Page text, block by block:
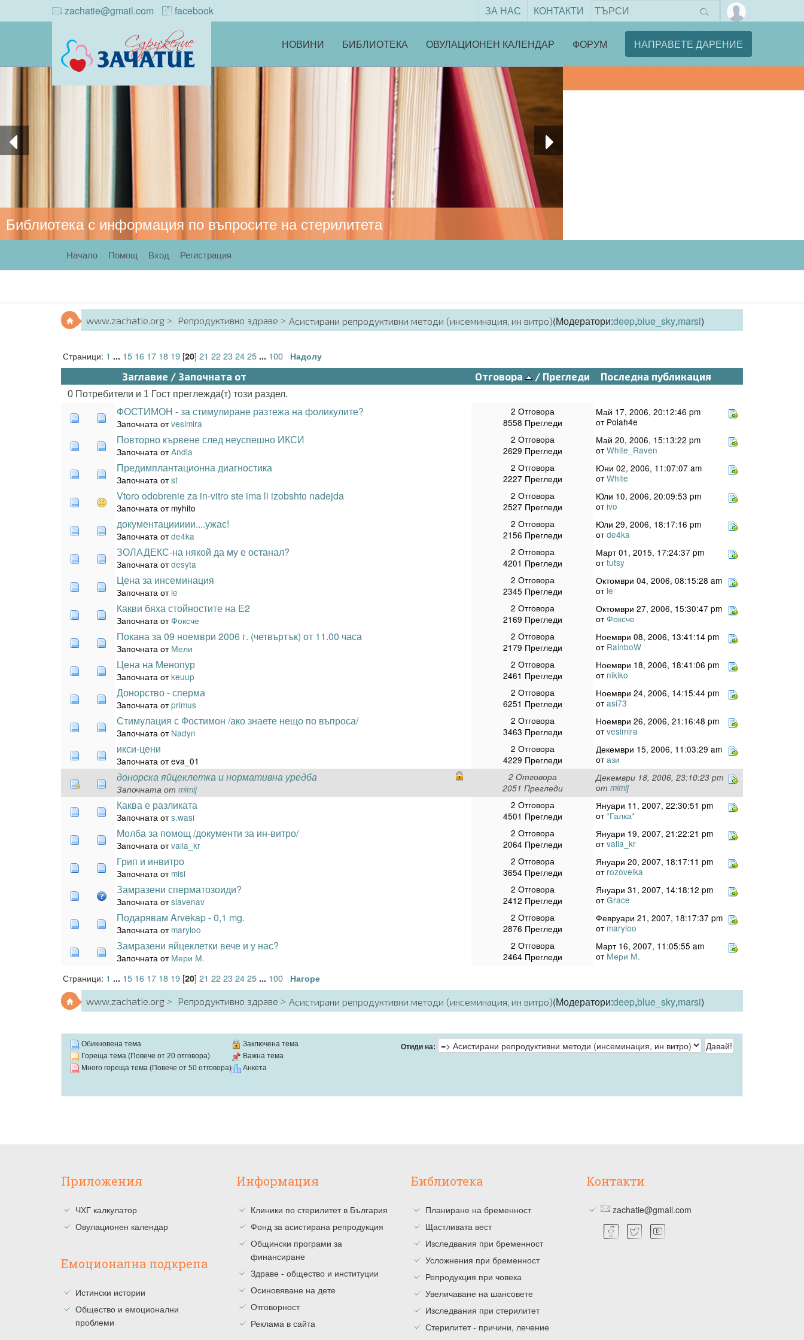
zachatie@gmail.com facebook ЗА НАС КОНТАКТИ
НОВИНИ БИБЛИОТЕКА ОВУЛАЦИОНЕН КАЛЕНДАР ФОРУМ НАПРАВЕТЕ ДАРЕНИЕ
Библиотека с информация по въпросите на стерилитета
Начало Помощ Вход Регистрация
www.zachatie.org Репродуктивно здраве Асистирани репродуктивни методи (инсеминация, ин витро)(Модератори:deep,blue_sky,marsi)
Страници: 1 ... 15 16 17 18 19[20] 21 22232425 ... 100
Надолу
Заглавие / Започната от Отговора / Прегледи Последна публикация
0 Потребители и 1 Гост преглежда(т) този раздел.
ФОСТИМОН - за стимулиране разтежа на фоликулите?
Започната отvesimira
2 Отговора
8558 Прегледи
Май 17, 2006, 20:12:46 pm
от Polah4e
Повторно кървене след неуспешно ИКСИ
Започната отAndia
2 Отговора
2629 Прегледи
Май 20, 2006, 15:13:22 pm
отWhite_Raven
Предимплантационна диагностика
Започната отst
2 Отговора
2227 Прегледи
Юни 02, 2006, 11:07:07 am
отWhite
Vtoro odobrenie za in-vitro ste ima li izobshto nadejda
Започната от myhito
2 Отговора
2527 Прегледи
Юли 10, 2006, 20:09:53 pm
отivo
документациииии....ужас!
Започната отde4ka
2 Отговора
2156 Прегледи
Юли 29, 2006, 18:17:16 pm
отde4ka
ЗОЛАДЕКС-на някой да му е останал?
Започната отdesyta
2 Отговора
4201 Прегледи
Март 01, 2015, 17:24:37 pm
отtutsy
Цена за инсеминация
Започната от le
2 Отговора
2345 Прегледи
Октомври 04, 2006, 08:15:28 am
от le
Какви бяха стойностите на Е2
Започната отФоксче
2 Отговора
2169 Прегледи
Октомври 27, 2006, 15:30:47 pm
отФоксче
Покана за 09 ноември 2006 г. (четвъртък) от 11.00 часа
Започната от Мели
2 Отговора
2179 Прегледи
Ноември 08, 2006, 13:41:14 pm
от RainboW
Цена на Менопур
Започната отkeuup
2 Отговора
2461 Прегледи
Ноември 18, 2006, 18:41:06 pm
от nikiko
Донорство - сперма
Започната отprimus
2 Отговора
6251 Прегледи
Ноември 24, 2006, 14:15:44 pm
отasi73
Стимулация с Фостимон /ако знаете нещо по въпроса/
Започната от Nadyn
2 Отговора
3463 Прегледи
Ноември 26, 2006, 21:16:48 pm
отvesimira
икси-цени
Започната от eva_01
2 Отговора
4229 Прегледи
Декември 15, 2006, 11:03:29 am
отази
донорска яйцеклетка и нормативна уредба
Започната от mimij
2 Отговора
2051 Прегледи
Декември 18, 2006, 23:10:23 pm
от mimij
Каква е разликата
Започната отs.wasi
2 Отговора
4501 Прегледи
Януари 11, 2007, 22:30:51 pm
от*Галка*
Молба за помощ /документи за ин-витро/
Започната отvalia_kr
2 Отговора
2064 Прегледи
Януари 19, 2007, 21:22:21 pm
отvalia_kr
Грип и инвитро
Започната от misi
2 Отговора
3654 Прегледи
Януари 20, 2007, 18:17:11 pm
от rozovelka
Замразени сперматозоиди?
Започната отslavenav
2 Отговора
2412 Прегледи
Януари 31, 2007, 14:18:12 pm
отGrace
Подарявам Arvekap - 0,1 mg.
Започната от maryloo
2 Отговора
2876 Прегледи
Февруари 21, 2007, 18:17:37 pm
от maryloo
Замразени яйцеклетки вече и у нас?
Започната от Мери М.
2 Отговора
2464 Прегледи
Март 16, 2007, 11:05:55 am
от Мери М.
Страници: 1 ... 15 16 17 18 19[20] 21 22232425 ... 100 Нагоре
www.zachatie.org Репродуктивно здраве Асистирани репродуктивни методи (инсеминация, ин витро)(Модератори:deep,blue_sky,marsi)
Отиди на:
Обикновена тема
Гореща тема (Повече от 20 отговора)
Много гореща тема (Повече от 50 отговора)
Заключена тема
Важна тема
Анкета
Приложения
ЧХГ калкулатор
Овулационен календар
Емоционална подкрепа
Истински истории
Общество и емоционални
проблеми
Информация
Клиники по стерилитет в България
Фонд за асистирана репродукция
Общински програми за
финансиране
Здраве - общество и институции
Осиновяване на дете
Отговорност
Реклама в сайта
Библиотека
Планиране на бременност
Щастливата вест
Изследвания при бременност
Усложнения при бременност
Репродукция при човека
Увеличаване на шансовете
Изследвания при стерилитет
Стерилитет - причини, лечение
Контакти
zachatie@gmail.com